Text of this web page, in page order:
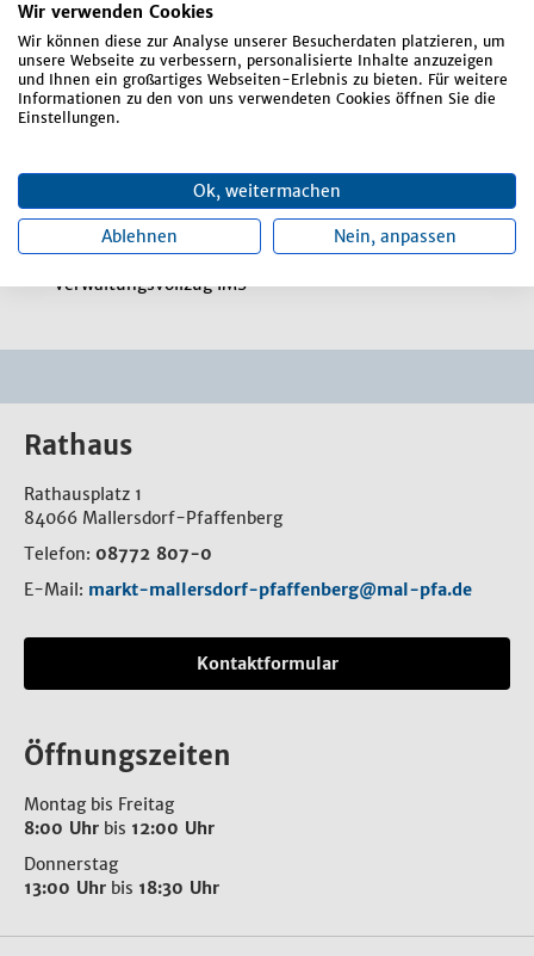
Wir verwenden Cookies
Wir können diese zur Analyse unserer Besucherdaten platzieren, um
unsere Webseite zu verbessern, personalisierte Inhalte anzuzeigen
und Ihnen ein großartiges Webseiten-Erlebnis zu bieten. Für weitere
Informationen zu den von uns verwendeten Cookies öffnen Sie die
Einstellungen.
Ok, weitermachen
Ablehnen Nein, anpassen
Marktfestsetzungen
Öffentliche Veranstaltungen
Organisation der Wahlen
Schöffenangelegenheiten
Stellenbeschreibungen und -bewertungen
Umsetzung der Tarifverträge
Verwaltungsvollzug IMS
Rathaus
Rathausplatz 1
84066 Mallersdorf-Pfaffenberg
Telefon: 08772 807-0
E-Mail: markt-mallersdorf-pfaffenberg@mal-pfa.de
Kontaktformular
Öffnungszeiten
Montag bis Freitag
8:00 Uhr bis 12:00 Uhr
Donnerstag
13:00 Uhr bis 18:30 Uhr